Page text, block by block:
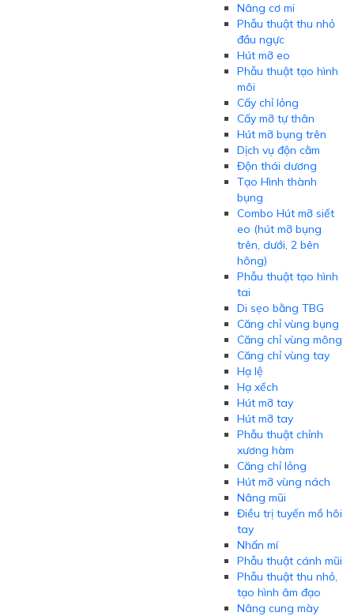
Nâng cơ mi
Phẫu thuật thu nhỏ
đầu ngực
Hút mỡ eo
Phẫu thuật tạo hình
môi
Cấy chỉ lỏng
Cấy mỡ tự thân
Hút mỡ bụng trên
Dịch vụ độn cằm
Độn thái dương
Tạo Hình thành
bụng
Combo Hút mỡ siết
eo (hút mỡ bụng
trên, dưới, 2 bên
hông)
Phẫu thuật tạo hình
tai
Di sẹo bằng TBG
Căng chỉ vùng bụng
Căng chỉ vùng mông
Căng chỉ vùng tay
Hạ lệ
Hạ xếch
Hút mỡ tay
Hút mỡ tay
Phẫu thuật chỉnh
xương hàm
Căng chỉ lỏng
Hút mỡ vùng nách
Nâng mũi
Điều trị tuyến mồ hôi
tay
Nhấn mí
Phẫu thuật cánh mũi
Phẫu thuật thu nhỏ,
tạo hình âm đạo
Nâng cung mày